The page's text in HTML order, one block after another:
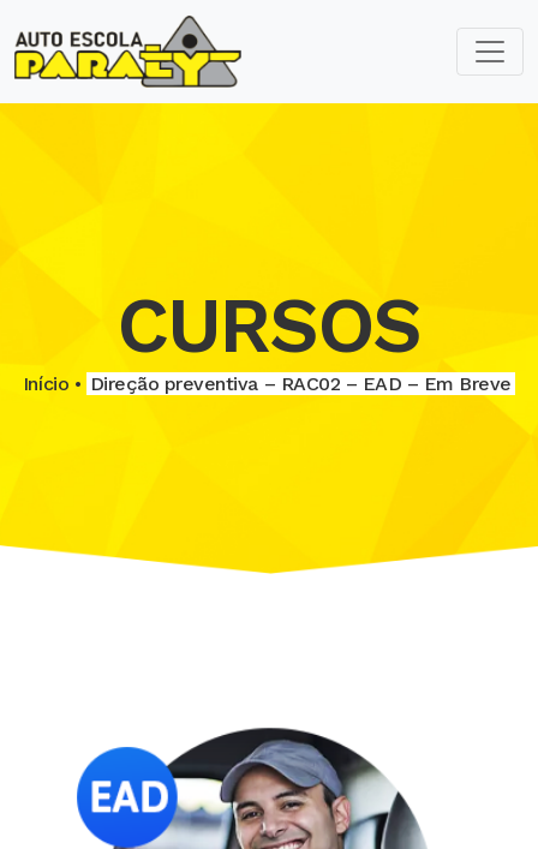
CURSOS
Início • Direção preventiva – RAC02 – EAD – Em Breve